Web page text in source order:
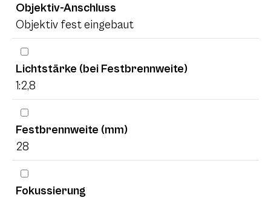
Objektiv-Anschluss
Objektiv fest eingebaut
Lichtstärke (bei Festbrennweite)
1:2,8
Festbrennweite (mm)
28
Fokussierung